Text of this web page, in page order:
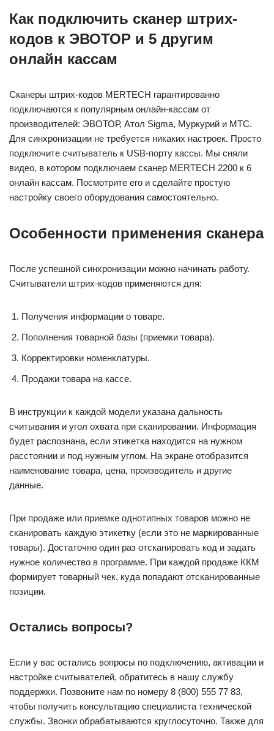
Как подключить сканер штрих-
кодов к ЭВОТОР и 5 другим
онлайн кассам
Сканеры штрих-кодов MERTECH гарантированно
подключаются к популярным онлайн-кассам от
производителей: ЭВОТОР, Атол Sigma, Муркурий и МТС.
Для синхронизации не требуется никаких настроек. Просто
подключите считыватель к USB-порту кассы. Мы сняли
видео, в котором подключаем сканер MERTECH 2200 к 6
онлайн кассам. Посмотрите его и сделайте простую
настройку своего оборудования самостоятельно.
Особенности применения сканера
После успешной синхронизации можно начинать работу.
Считыватели штрих-кодов применяются для:
Получения информации о товаре.
Пополнения товарной базы (приемки товара).
Корректировки номенклатуры.
Продажи товара на кассе.
В инструкции к каждой модели указана дальность
считывания и угол охвата при сканировании. Информация
будет распознана, если этикетка находится на нужном
расстоянии и под нужным углом. На экране отобразится
наименование товара, цена, производитель и другие
данные.
При продаже или приемке однотипных товаров можно не
сканировать каждую этикетку (если это не маркированные
товары). Достаточно один раз отсканировать код и задать
нужное количество в программе. При каждой продаже ККМ
формирует товарный чек, куда попадают отсканированные
позиции.
Остались вопросы?
Если у вас остались вопросы по подключению, активации и
настройке считывателей, обратитесь в нашу службу
поддержки. Позвоните нам по номеру 8 (800) 555 77 83,
чтобы получить консультацию специалиста технической
службы. Звонки обрабатываются круглосуточно. Также для